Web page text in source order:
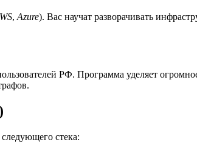
, Azure). Вас научат разворачивать
РФ. Программа уделяет
стека: